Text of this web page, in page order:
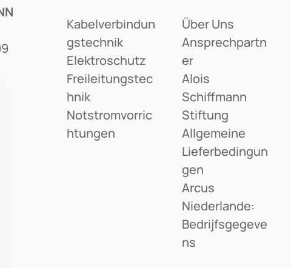
Kabelverbindun
Gstechnik
Elektroschutz
Freileitungstec
Hnik
Notstromvorric
Htungen
Über Uns
Ansprechpartn
Er
Alois
Schiffmann
Stiftung
Allgemeine
Lieferbedingun
Gen
Arcus
Niederlande:
Bedrijfsgegeve
Ns